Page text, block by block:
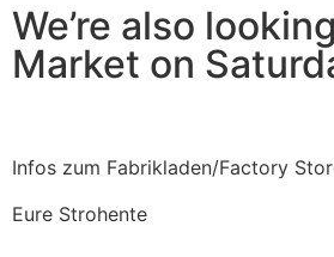
We’re also
Market on
Infos zum Fabrikladen/Factory
Eure Strohente